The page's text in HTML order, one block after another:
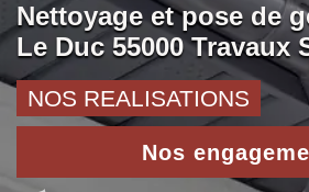
Nettoyage et pose de
Le Duc 55000 Travaux
NOS REALISATIONS
Nos